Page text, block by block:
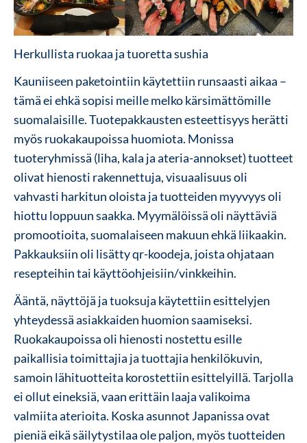
Herkullista ruokaa ja tuoretta sushia
Kauniiseen paketointiin käytettiin runsaasti aikaa –
tämä ei ehkä sopisi meille melko kärsimättömille
suomalaisille.Tuotepakkausten esteettisyys herätti
myös ruokakaupoissa huomiota. Monissa
tuoteryhmissä (liha, kala ja ateria-annokset) tuotteet
olivat hienosti rakennettuja, visuaalisuus oli
vahvasti harkitun oloista ja tuotteiden myyvyys oli
hiottu loppuun saakka. Myymälöissä oli näyttäviä
promootioita, suomalaiseen makuun ehkä liikaakin.
Pakkauksiin oli lisätty qr-koodeja, joista ohjataan
resepteihin tai käyttöohjeisiin/vinkkeihin.
Ääntä, näyttöjä ja tuoksuja käytettiin esittelyjen
yhteydessä asiakkaiden huomion saamiseksi.
Ruokakaupoissa oli hienosti nostettu esille
paikallisia toimittajia ja tuottajia henkilökuvin,
samoin lähituotteita korostettiin esittelyillä. Tarjolla
ei ollut eineksiä, vaan erittäin laaja valikoima
valmiita aterioita. Koska asunnot Japanissa ovat
pieniä eikä säilytystilaa ole paljon, myös tuotteiden